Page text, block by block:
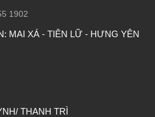
1902
MAI XÁ - TIÊN LỮ - HƯNG YÊN
THANH TRÌ